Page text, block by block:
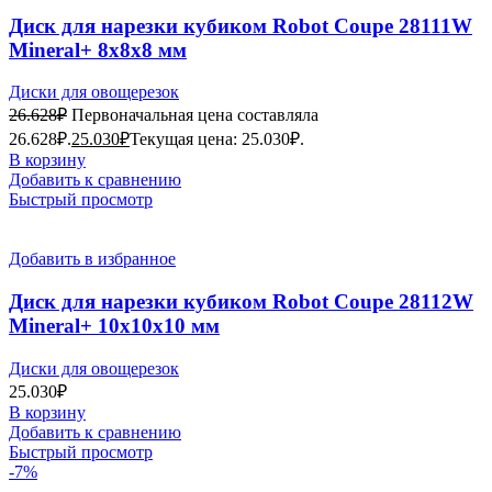
Диск для нарезки кубиком Robot Coupe 28111W
Mineral+ 8x8x8 мм
Диски для овощерезок
26.628₽ Первоначальная цена составляла
26.628₽.25.030₽Текущая цена: 25.030₽.
В корзину
Добавить к сравнению
Быстрый просмотр
Добавить в избранное
Диск для нарезки кубиком Robot Coupe 28112W
Mineral+ 10х10х10 мм
Диски для овощерезок
25.030₽
В корзину
Добавить к сравнению
Быстрый просмотр
-7%